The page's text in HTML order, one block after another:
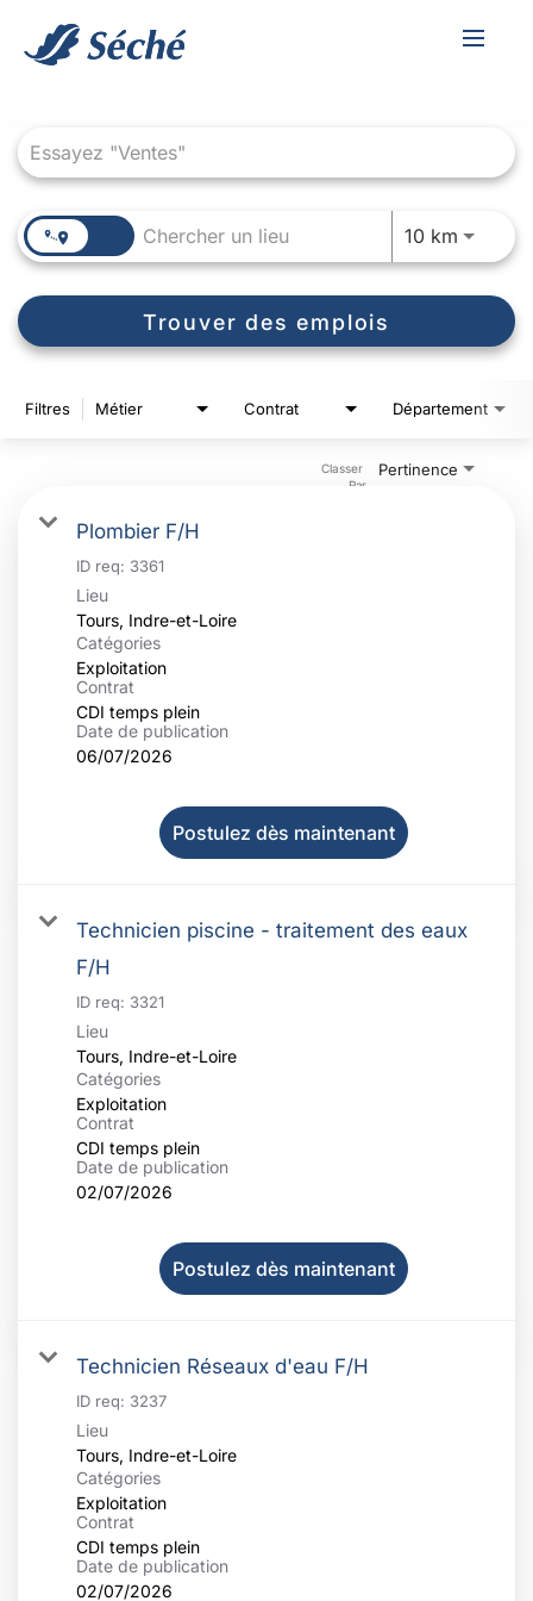
Toggle
10 km
Trouver des emplois
Filtres Métier Contrat Département
Pertinence
Classer
Par
Plombier F/H
ID req: 3361
Lieu
Catégories
Exploitation
Contrat
CDI temps plein
Date de publication
06/07/2026
Postulez dès maintenant
Technicien piscine - traitement des eaux
F/H
ID req: 3321
Lieu
Catégories
Exploitation
Contrat
CDI temps plein
Date de publication
02/07/2026
Postulez dès maintenant
Technicien Réseaux d'eau F/H
ID req: 3237
Lieu
Catégories
Exploitation
Contrat
CDI temps plein
Date de publication
02/07/2026